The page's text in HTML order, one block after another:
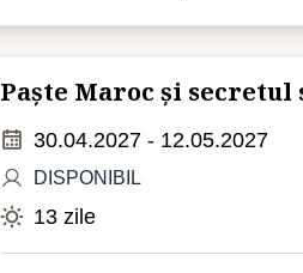
Paște Maroc și secretul
30.04.2027 - 12.05.2027
DISPONIBIL
13 zile